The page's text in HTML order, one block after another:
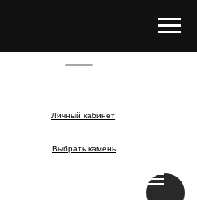
Выбрать камень
Личный кабинет